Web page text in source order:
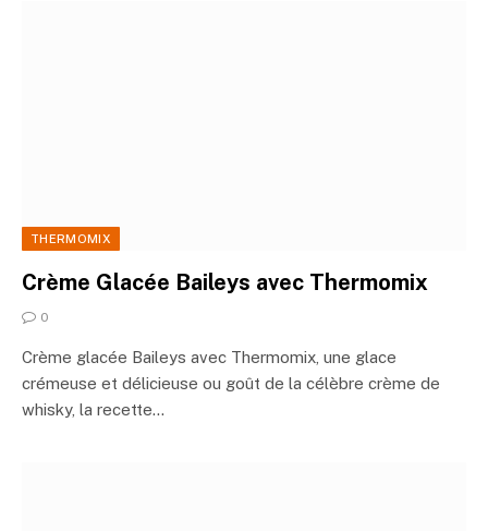
THERMOMIX
Crème Glacée Baileys avec Thermomix
0
Crème glacée Baileys avec Thermomix, une glace
crémeuse et délicieuse ou goût de la célèbre crème de
whisky, la recette…